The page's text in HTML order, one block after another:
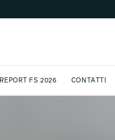
REPORT FS 2026 CONTATTI